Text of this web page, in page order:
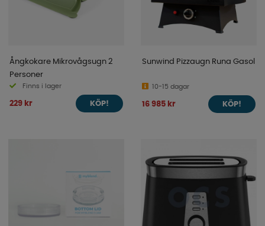
Ångkokare Mikrovågsugn 2
Personer
Finns i lager
229 kr KÖP!
Sunwind Pizzaugn Runa Gasol
10-15 dagar
16 985 kr KÖP!